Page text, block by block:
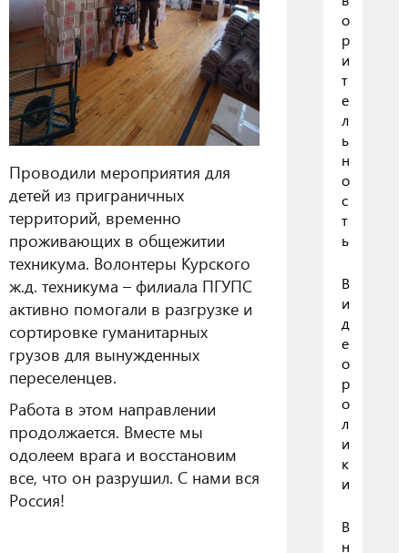
Проводили мероприятия для
детей из приграничных
территорий, временно
проживающих в общежитии
техникума. Волонтеры Курского
ж.д. техникума – филиала ПГУПС
активно помогали в разгрузке и
сортировке гуманитарных
грузов для вынужденных
переселенцев.
Работа в этом направлении
продолжается. Вместе мы
одолеем врага и восстановим
все, что он разрушил. С нами вся
Россия!
о
р
и
т
е
л
ь
н
о
с
т
ь
В
и
д
е
о
р
о
л
и
к
и
В
н